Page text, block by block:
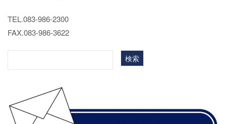
TEL.083-986-2300
FAX.083-986-3622